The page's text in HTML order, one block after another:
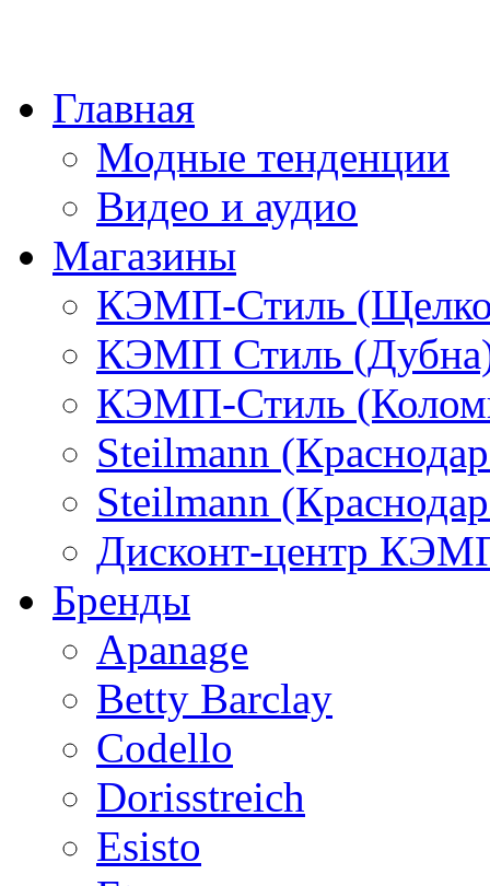
Главная
Модные тенденции
Видео и аудио
Магазины
КЭМП-Стиль
КЭМП Стиль
КЭМП-Стиль
Steilmann
Steilmann
Дисконт-центр
Бренды
Apanage
Betty Barclay
Codello
Dorisstreich
Esisto